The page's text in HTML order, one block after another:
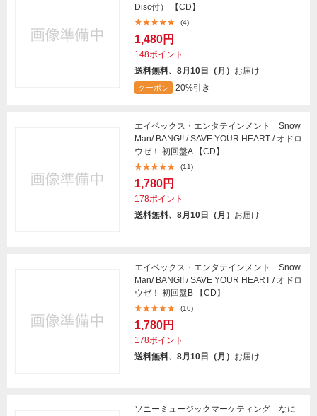
Disc付） 【CD】
(4)
1,480円
148ポイント
送料無料、8月10日（月） お届け
クーポン 20%引き
エイベックス・エンタテインメント Snow
Man/ BANG!! / SAVE YOUR HEART / オドロ
ウゼ！ 初回盤A 【CD】
(11)
1,780円
178ポイント
送料無料、8月10日（月） お届け
エイベックス・エンタテインメント Snow
Man/ BANG!! / SAVE YOUR HEART / オドロ
ウゼ！ 初回盤B 【CD】
(10)
1,780円
178ポイント
送料無料、8月10日（月） お届け
ソニーミュージックマーケティング なに